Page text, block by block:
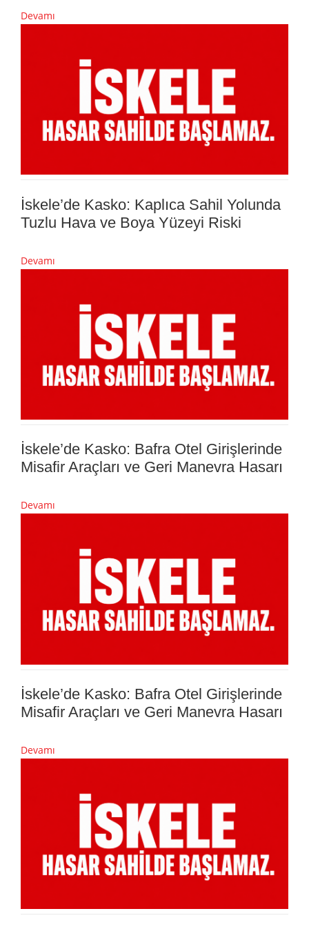
Devamı
İskele’de Kasko: Kaplıca Sahil Yolunda
Tuzlu Hava ve Boya Yüzeyi Riski
Devamı
İskele’de Kasko: Bafra Otel Girişlerinde
Misafir Araçları ve Geri Manevra Hasarı
Devamı
İskele’de Kasko: Bafra Otel Girişlerinde
Misafir Araçları ve Geri Manevra Hasarı
Devamı